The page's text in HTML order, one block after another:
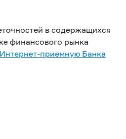
в содержащихся
финансового рынка
Интернет-приемную Банка